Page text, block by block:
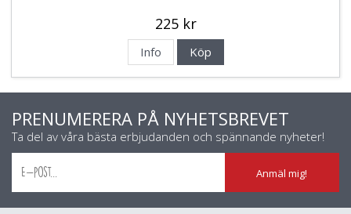
225 kr
Info Köp
PRENUMERERA PÅ NYHETSBREVET
Ta del av våra bästa erbjudanden och spännande nyheter!
Anmäl mig!